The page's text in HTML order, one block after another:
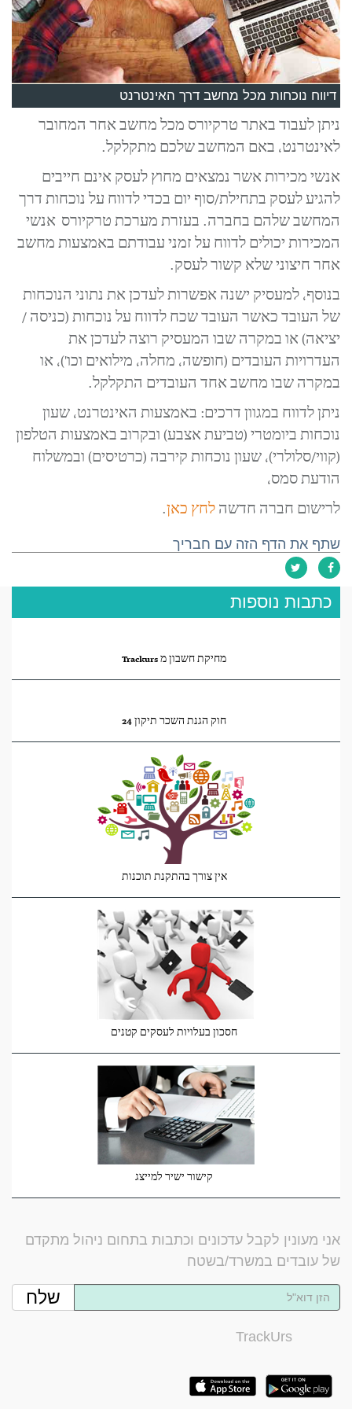
דיווח נוכחות מכל מחשב דרך האינטרנט
ניתן לעבוד באתר טרקיורס מכל מחשב אחר המחובר
לאינטרנט, באם המחשב שלכם מתקלקל.
אנשי מכירות אשר נמצאים מחוץ לעסק אינם חייבים
להגיע לעסק בתחילת/סוף יום בכדי לדווח על נוכחות דרך
המחשב שלהם בחברה. בעזרת מערכת טרקיורס אנשי
המכירות יכולים לדווח על זמני עבודתם באמצעות מחשב
אחר חיצוני שלא קשור לעסק.
בנוסף, למעסיק ישנה אפשרות לעדכן את נתוני הנוכחות
של העובד כאשר העובד שכח לדווח על נוכחות (כניסה /
יציאה) או במקרה שבו המעסיק רוצה לעדכן את
העדרויות העובדים (חופשה, מחלה, מילואים וכו'), או
במקרה שבו מחשב אחד העובדים התקלקל.
ניתן לדווח במגוון דרכים: באמצעות האינטרנט, שעון
נוכחות ביומטרי (טביעת אצבע) ובקרוב באמצעות הטלפון
(קווי/סלולרי), שעון נוכחות קירבה (כרטיסים) ובמשלוח
הודעת סמס,
לרישום חברה חדשהלחץ כאן.
שתף את הדף הזה עם חבריך
כתבות נוספות
מחיקת חשבון מ Trackurs
חוק הגנת השכר תיקון 24
אין צורך בהתקנת תוכנות
חסכון בעלויות לעסקים קטנים
קישור ישיר למייצג
אני מעונין לקבל עדכונים וכתבות בתחום ניהול מתקדם
של עובדים במשרד/בשטח
שלח
TrackUrs